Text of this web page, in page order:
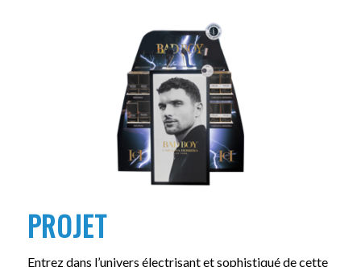
PROJET
Entrez dans l’univers électrisant et sophistiqué de cette